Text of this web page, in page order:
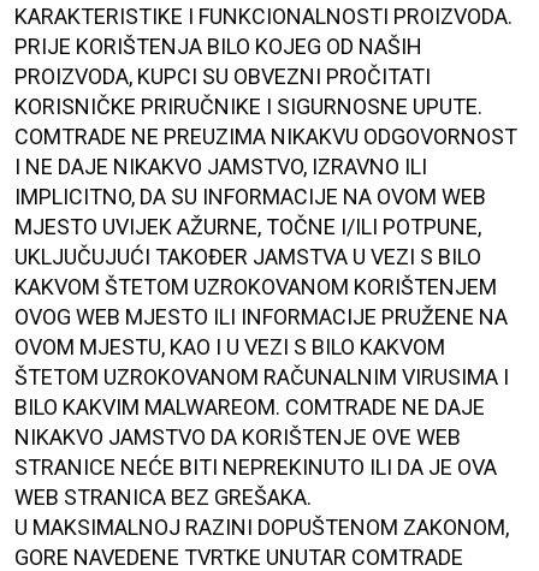
KARAKTERISTIKE I FUNKCIONALNOSTI PROIZVODA.
PRIJE KORIŠTENJA BILO KOJEG OD NAŠIH
PROIZVODA, KUPCI SU OBVEZNI PROČITATI
KORISNIČKE PRIRUČNIKE I SIGURNOSNE UPUTE.
COMTRADE NE PREUZIMA NIKAKVU ODGOVORNOST
I NE DAJE NIKAKVO JAMSTVO, IZRAVNO ILI
IMPLICITNO, DA SU INFORMACIJE NA OVOM WEB
MJESTO UVIJEK AŽURNE, TOČNE I/ILI POTPUNE,
UKLJUČUJUĆI TAKOĐER JAMSTVA U VEZI S BILO
KAKVOM ŠTETOM UZROKOVANOM KORIŠTENJEM
OVOG WEB MJESTO ILI INFORMACIJE PRUŽENE NA
OVOM MJESTU, KAO I U VEZI S BILO KAKVOM
ŠTETOM UZROKOVANOM RAČUNALNIM VIRUSIMA I
BILO KAKVIM MALWAREOM. COMTRADE NE DAJE
NIKAKVO JAMSTVO DA KORIŠTENJE OVE WEB
STRANICE NEĆE BITI NEPREKINUTO ILI DA JE OVA
WEB STRANICA BEZ GREŠAKA.
U MAKSIMALNOJ RAZINI DOPUŠTENOM ZAKONOM,
GORE NAVEDENE TVRTKE UNUTAR COMTRADE